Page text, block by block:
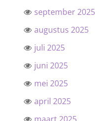
september 2025
augustus 2025
juli 2025
juni 2025
mei 2025
april 2025